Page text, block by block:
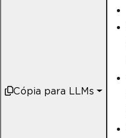
Cópia para LLMs